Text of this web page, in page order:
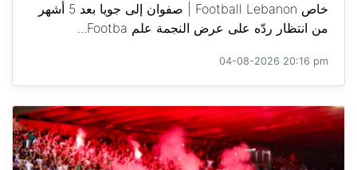
خاص Football Lebanon | صفوان إلى جويا بعد 5 أشهر
من انتظار ردّه على عرض النجمة علم Footba...
04-08-2026 20:16 pm